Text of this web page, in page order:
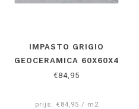
IMPASTO GRIGIO
GEOCERAMICA 60X60X4
CM
€84,95
prijs: €84,95 / m2